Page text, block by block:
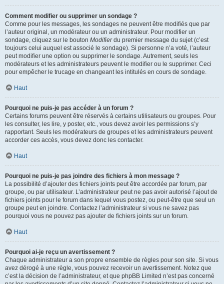
Comment modifier ou supprimer un sondage ?
Comme pour les messages, les sondages ne peuvent être modifiés que par
l’auteur original, un modérateur ou un administrateur. Pour modifier un
sondage, cliquez sur le bouton Modifierdu premier message du sujet (c’est
toujours celui auquel est associé le sondage). Si personne n’a voté, l’auteur
peut modifier une option ou supprimer le sondage. Autrement, seuls les
modérateurs et les administrateurs peuvent le modifier ou le supprimer. Ceci
pour empêcher le trucage en changeant les intitulés en cours de sondage.
Haut
Pourquoi ne puis-je pas accéder à un forum ?
Certains forums peuvent être réservés à certains utilisateurs ou groupes. Pour
les consulter, les lire, y poster, etc., vous devez avoir les permissions s’y
rapportant. Seuls les modérateurs de groupes et les administrateurs peuvent
accorder ces accès, vous devez donc les contacter.
Haut
Pourquoi ne puis-je pas joindre des fichiers à mon message ?
La possibilité d’ajouter des fichiers joints peut être accordée par forum, par
groupe, ou par utilisateur. L’administrateur peut ne pas avoir autorisé l’ajout de
fichiers joints pour le forum dans lequel vous postez, ou peut-être que seul un
groupe peut en joindre. Contactez l’administrateur si vous ne savez pas
pourquoi vous ne pouvez pas ajouter de fichiers joints sur un forum.
Haut
Pourquoi ai-je reçu un avertissement ?
Chaque administrateur a son propre ensemble de règles pour son site. Si vous
avez dérogé à une règle, vous pouvez recevoir un avertissement. Notez que
c’est la décision de l’administrateur, et que phpBB Limited n’est pas concerné